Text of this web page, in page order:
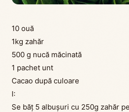
10 ouă
1kg zahăr
500 g nucă măcinată
1 pachet unt
Cacao după culoare
I:
Se băț 5 albușuri cu 250g zahăr